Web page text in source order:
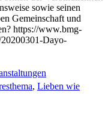
sowie seinen
Gemeinschaft und
https://www.bmg-
Dayo-
, Lieben wie